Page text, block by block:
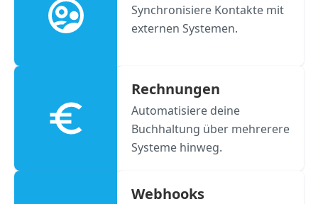
Synchronisiere Kontakte mit
externen Systemen.
Rechnungen
Automatisiere deine
Buchhaltung über mehrerere
Systeme hinweg.
Webhooks